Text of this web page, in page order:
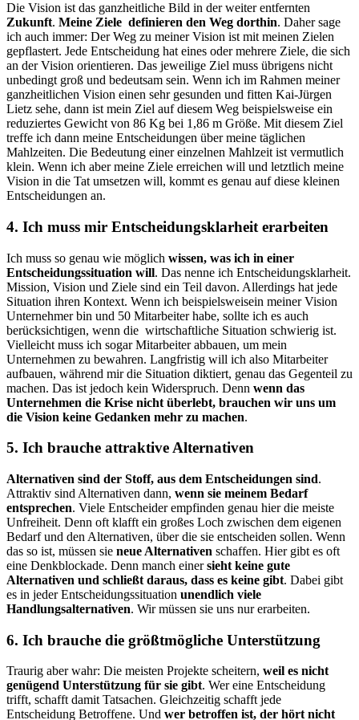
Die Vision ist das ganzheitliche Bild in der weiter entfernten
Zukunft. Meine Ziele definieren den Weg dorthin. Daher sage
ich auch immer: Der Weg zu meiner Vision ist mit meinen Zielen
gepflastert. Jede Entscheidung hat eines oder mehrere Ziele, die sich
an der Vision orientieren. Das jeweilige Ziel muss übrigens nicht
unbedingt groß und bedeutsam sein. Wenn ich im Rahmen meiner
ganzheitlichen Vision einen sehr gesunden und fitten Kai-Jürgen
Lietz sehe, dann ist mein Ziel auf diesem Weg beispielsweise ein
reduziertes Gewicht von 86 Kg bei 1,86 m Größe. Mit diesem Ziel
treffe ich dann meine Ent­schei­dun­gen über meine täglichen
Mahlzeiten. Die Bedeutung einer einzelnen Mahlzeit ist vermutlich
klein. Wenn ich aber meine Ziele erreichen will und letztlich meine
Vision in die Tat umsetzen will, kommt es genau auf diese kleinen
Entscheidungen an.
4. Ich muss mir Entscheidungsklarheit erarbeiten
Ich muss so genau wie möglich wissen, was ich in einer
Entscheidungssituation will. Das nenne ich Entscheidungsklarheit.
Mission, Vision und Ziele sind ein Teil davon. Allerdings hat jede
Situation ihren Kontext. Wenn ich beispielsweisein meiner Vision
Unternehmer bin und 50 Mitarbeiter habe, sollte ich es auch
berücksichtigen, wenn die wirtschaftliche Situation schwierig ist.
Viel­leicht muss ich sogar Mitarbeiter abbauen, um mein
Unternehmen zu bewahren. Langfristig will ich also Mitarbeiter
aufbauen, während mir die Situation diktiert, genau das Gegenteil zu
machen. Das ist jedoch kein Widerspruch. Denn wenn das
Unternehmen die Krise nicht überlebt, brauchen wir uns um
die Vision keine Gedanken mehr zu machen.
5. Ich brauche attraktive Alternativen
Alternativen sind der Stoff, aus dem Entscheidungen sind.
Attraktiv sind Alternativen dann, wenn sie meinem Bedarf
entsprechen. Viele Entscheider empfinden genau hier die meiste
Unfreiheit. Denn oft klafft ein großes Loch zwischen dem eigenen
Bedarf und den Alternativen, über die sie entscheiden sollen. Wenn
das so ist, müssen sie neue Alternativen schaffen. Hier gibt es oft
eine Denkblockade. Denn manch einersieht keine gute
Alternativen und schließt daraus, dass es keine gibt. Dabei gibt
es in jeder Entscheidungssituation unendlich viele
Handlungsalternativen. Wir müssen sie uns nur erarbeiten.
6. Ich brauche die größtmögliche Unterstützung
Traurig aber wahr: Die meisten Projekte scheitern, weil es nicht
genügend Unterstützung für sie gibt. Wer eine Entscheidung
trifft, schafft damit Tatsachen. Gleichzeitig schafft jede
Entscheidung Betroffene. Und wer betroffen ist, der hört nicht